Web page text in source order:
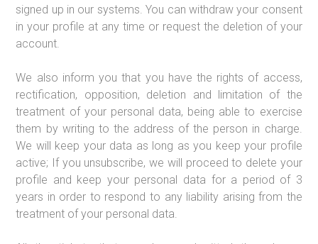
signed up in our systems. You can withdraw your consent
in your profile at any time or request the deletion of your
account.
We also inform you that you have the rights of access,
rectification, opposition, deletion and limitation of the
treatment of your personal data, being able to exercise
them by writing to the address of the person in charge.
We will keep your data as long as you keep your profile
active; If you unsubscribe, we will proceed to delete your
profile and keep your personal data for a period of 3
years in order to respond to any liability arising from the
treatment of your personal data.